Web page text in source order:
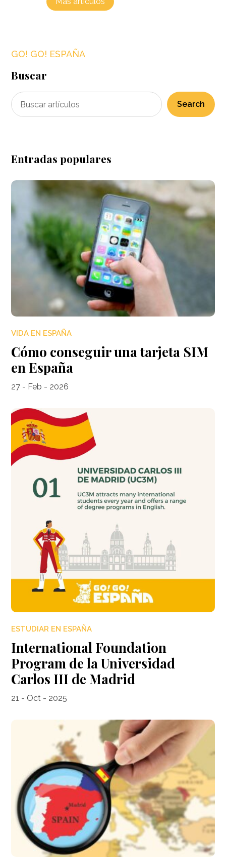
GO! GO! ESPAÑA
Buscar
Search
Entradas populares
VIDA EN ESPAÑA
Cómo conseguir una tarjeta SIM
en España
27 - Feb - 2026
ESTUDIAR EN ESPAÑA
International Foundation
Program de la Universidad
Carlos III de Madrid
21 - Oct - 2025